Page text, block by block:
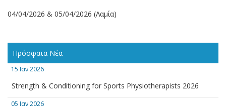
04/04/2026 & 05/04/2026 (Λαμία)
Πρόσφατα Νέα
15 Ιαν 2026
Strength & Conditioning for Sports Physiotherapists 2026
05 Ιαν 2026